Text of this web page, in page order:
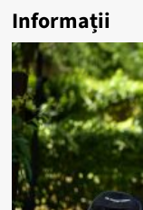
Informații